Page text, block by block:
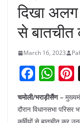
दिखा अलग
से बातचीत
March 16, 2023
F
c
W
at
चमोली/भराड़ीसैंण –
दौरान विधानसभा